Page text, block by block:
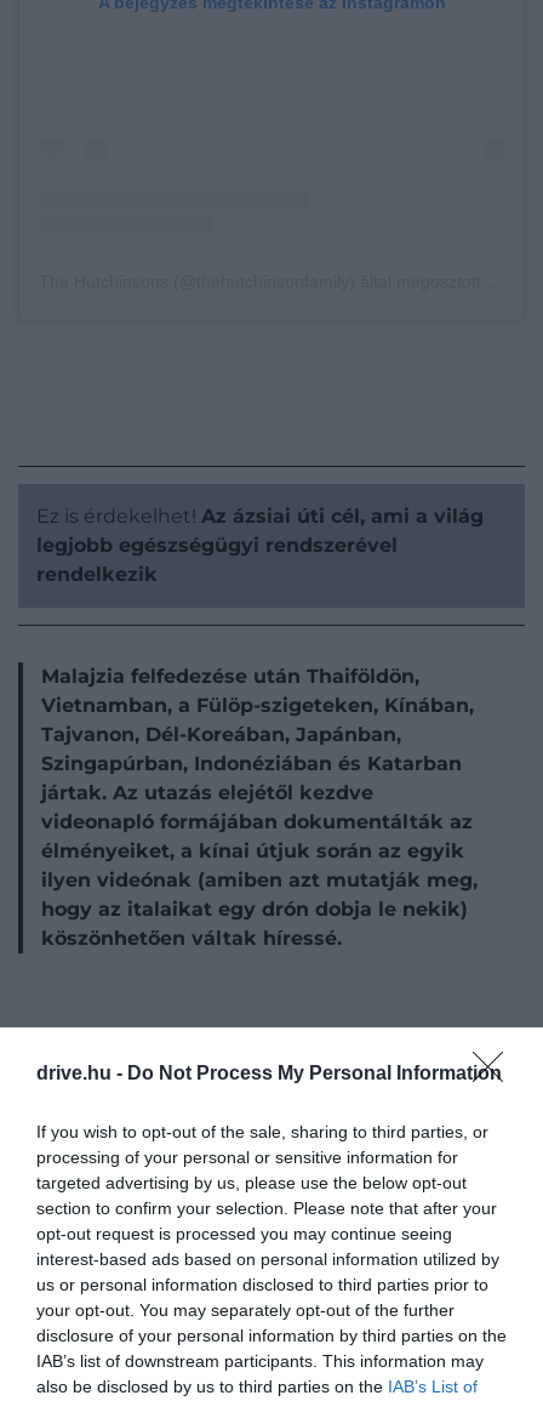
drive.hu - Do Not Process My Personal Information
If you wish to opt-out of the sale, sharing to third parties, or
processing of your personal or sensitive information for
targeted advertising by us, please use the below opt-out
section to confirm your selection. Please note that after your
opt-out request is processed you may continue seeing
interest-based ads based on personal information utilized by
us or personal information disclosed to third parties prior to
your opt-out. You may separately opt-out of the further
disclosure of your personal information by third parties on the
IAB’s list of downstream participants. This information may
also be disclosed by us to third parties on the IAB’s List of
Ez is érdekelhet! Az ázsiai úti cél, ami a világ
legjobb egészségügyi rendszerével
rendelkezik
Malajzia felfedezése után Thaiföldön,
Vietnamban, a Fülöp-szigeteken, Kínában,
Tajvanon, Dél-Koreában, Japánban,
Szingapúrban, Indonéziában és Katarban
jártak. Az utazás elejétől kezdve
videonapló formájában dokumentálták az
élményeiket, a kínai útjuk során az egyik
ilyen videónak (amiben azt mutatják meg,
hogy az italaikat egy drón dobja le nekik)
köszönhetően váltak híressé.